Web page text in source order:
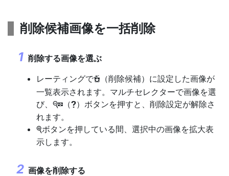
削除候補画像を一括削除
削除する画像を選ぶ
レーティングでd
（削除候補）に設定した画像が
一覧表示されます。マルチセレクターで画像を選
び、
W （Q）ボタンを押すと、削除設定が解除さ
れます。
Xボタンを押している間、選択中の画像を拡大表
示します。
画像を削除する